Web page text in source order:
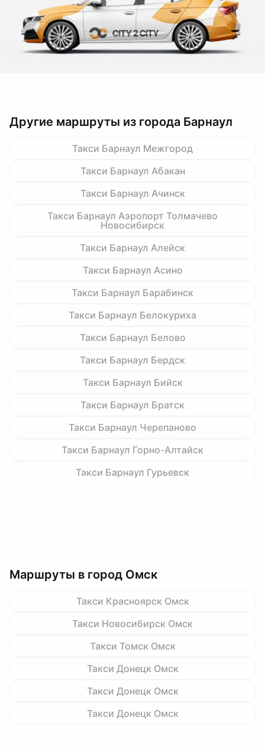
Другие маршруты из города Барнаул
Такси Барнаул Межгород
Такси Барнаул Абакан
Такси Барнаул Ачинск
Такси Барнаул Аэропорт Толмачево
Новосибирск
Такси Барнаул Алейск
Такси Барнаул Асино
Такси Барнаул Барабинск
Такси Барнаул Белокуриха
Такси Барнаул Белово
Такси Барнаул Бердск
Такси Барнаул Бийск
Такси Барнаул Братск
Такси Барнаул Черепаново
Такси Барнаул Горно-Алтайск
Такси Барнаул Гурьевск
Маршруты в город Омск
Такси Красноярск Омск
Такси Новосибирск Омск
Такси Томск Омск
Такси Донецк Омск
Такси Донецк Омск
Такси Донецк Омск